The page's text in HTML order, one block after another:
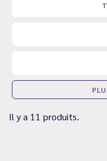
Il y a 11 produits.